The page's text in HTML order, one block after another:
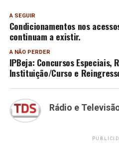
A SEGUIR
Condicionamentos nos
continuam a existir.
A NÃO PERDER
IPBeja: Concursos Especiais,
Instituição/Curso e
Rádio e